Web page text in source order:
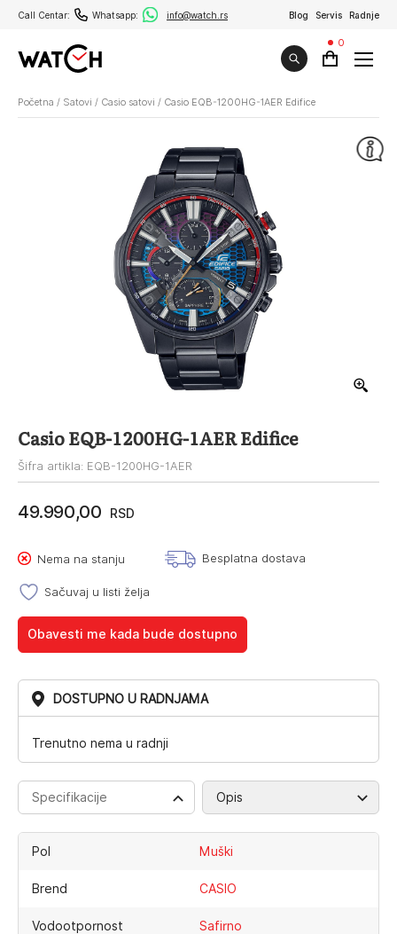
Call Centar: Whatsapp: info@watch.rs Blog Servis Radnje
0
Početna / Satovi / Casio satovi / Casio EQB-1200HG-1AER Edifice
Casio EQB-1200HG-1AER Edifice
Šifra artikla: EQB-1200HG-1AER
49.990,00 RSD
Nema na stanju Besplatna dostava
Sačuvaj u listi želja
Obavesti me kada bude dostupno
DOSTUPNO U RADNJAMA
Trenutno nema u radnji
Specifikacije Opis
Pol Muški
Brend CASIO
Vodootpornost Safirno